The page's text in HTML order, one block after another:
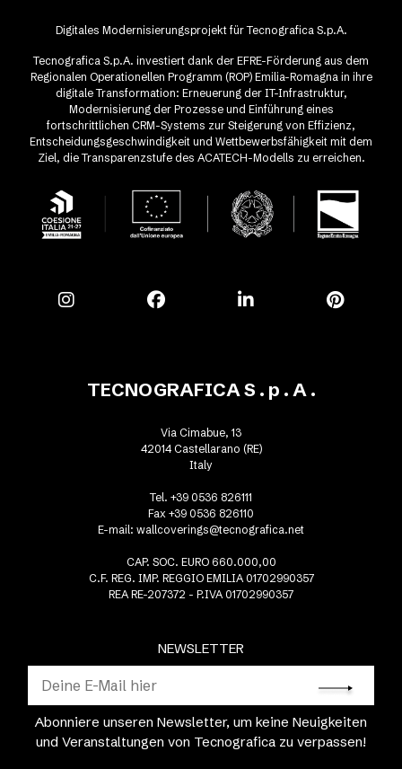
Digitales Modernisierungsprojekt für Tecnografica S.p.A.
Tecnografica S.p.A. investiert dank der EFRE-Förderung aus dem
Regionalen Operationellen Programm (ROP) Emilia-Romagna in ihre
digitale Transformation: Erneuerung der IT-Infrastruktur,
Modernisierung der Prozesse und Einführung eines
fortschrittlichen CRM-Systems zur Steigerung von Effizienz,
Entscheidungsgeschwindigkeit und Wettbewerbsfähigkeit mit dem
Ziel, die Transparenzstufe des ACATECH-Modells zu erreichen.
NEWSLETTER
Abonniere unseren Newsletter, um keine Neuigkeiten
und Veranstaltungen von Tecnografica zu verpassen!
TECNOGRAFICA S . p . A .
Via Cimabue, 13
42014 Castellarano (RE)
Italy
Tel. +39 0536 826111
Fax +39 0536 826110
E-mail: wallcoverings@tecnografica.net
CAP. SOC. EURO 660.000,00
C.F. REG. IMP. REGGIO EMILIA 01702990357
REA RE-207372 - P.IVA 01702990357